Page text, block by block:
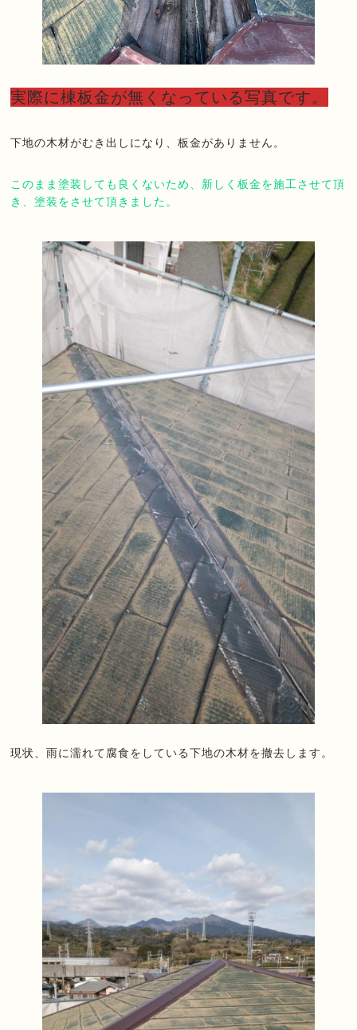
実際に棟板金が無くなっている写真です。
下地の木材がむき出しになり、板金がありません。
このまま塗装しても良くないため、新しく板金を施工させて頂
き、塗装をさせて頂きました。
現状、雨に濡れて腐食をしている下地の木材を撤去します。